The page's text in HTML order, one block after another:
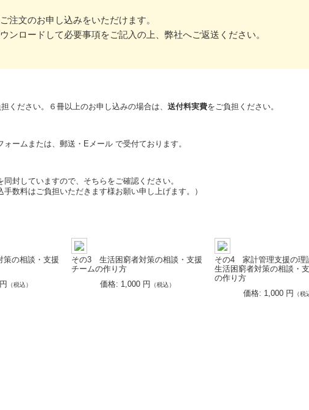
注文のお申し込みをいただけます。
ンロードして必要事項をご記入の上、弊社へご返送ください。
担ください。６冊以上のお申し込みの場合は、送付料実費をご負担ください。
ォーム または、郵送・ Eメール で受付ております。
封していますので、そちらをご確認ください。
数料はご負担いただきます様お願い申し上げます。）
の相談・支援
（税込）
その3 生活困窮者対策の相談・支援
チームの作り方
価格: 1,000 円
（税込）
その4 家計管理支援の理
生活困窮者対策の相談・
の作り方
価格: 1,000 円
（税